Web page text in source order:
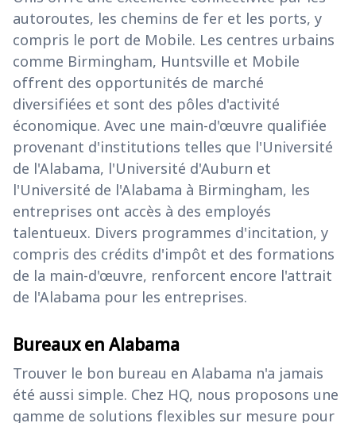
autoroutes, les chemins de fer et les ports, y
compris le port de Mobile. Les centres urbains
comme Birmingham, Huntsville et Mobile
offrent des opportunités de marché
diversifiées et sont des pôles d'activité
économique. Avec une main-d'œuvre qualifiée
provenant d'institutions telles que l'Université
de l'Alabama, l'Université d'Auburn et
l'Université de l'Alabama à Birmingham, les
entreprises ont accès à des employés
talentueux. Divers programmes d'incitation, y
compris des crédits d'impôt et des formations
de la main-d'œuvre, renforcent encore l'attrait
de l'Alabama pour les entreprises.
Bureaux en Alabama
Trouver le bon bureau en Alabama n'a jamais
été aussi simple. Chez HQ, nous proposons une
gamme de solutions flexibles sur mesure pour